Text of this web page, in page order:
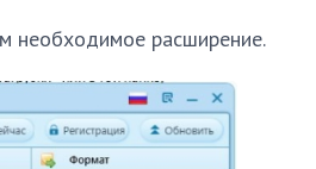
необходимое расширение.